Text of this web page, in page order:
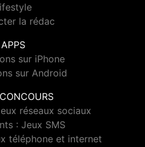
la rédac
APPS
sur iPhone
sur Android
réseaux sociaux
: Jeux SMS
téléphone et internet